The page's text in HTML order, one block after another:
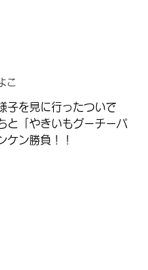
こ
子を見に行ったついで
と「やきいもグーチーパ
ケン勝負！！